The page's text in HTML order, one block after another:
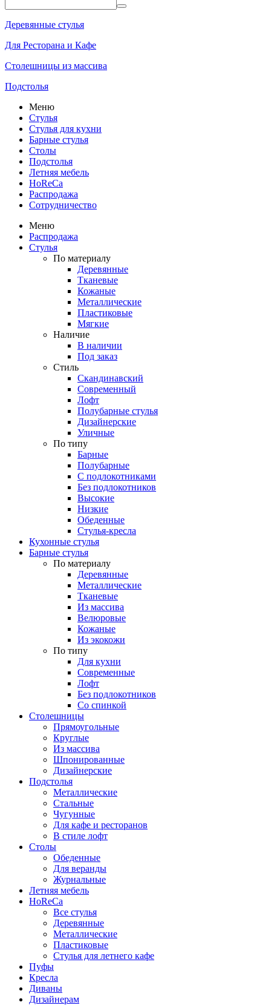
Деревянные стулья
Для Ресторана и Кафе
Столешницы из массива
Подстолья
Меню
Стулья
Стулья для кухни
Барные стулья
Столы
Подстолья
Летняя мебель
HoReCa
Распродажа
Сотрудничество
Меню
Распродажа
Стулья
По материалу
Деревянные
Тканевые
Кожаные
Металлические
Пластиковые
Мягкие
Наличие
В наличии
Под заказ
Стиль
Скандинавский
Современный
Лофт
Полубарные стулья
Дизайнерские
Уличные
По типу
Барные
Полубарные
С подлокотниками
Без подлокотников
Высокие
Низкие
Обеденные
Стулья-кресла
Кухонные стулья
Барные стулья
По материалу
Деревянные
Металлические
Тканевые
Из массива
Велюровые
Кожаные
Из экокожи
По типу
Для кухни
Современные
Лофт
Без подлокотников
Со спинкой
Столешницы
Прямоугольные
Круглые
Из массива
Шпонированные
Дизайнерские
Подстолья
Металлические
Стальные
Чугунные
Для кафе и ресторанов
В стиле лофт
Столы
Обеденные
Для веранды
Журнальные
Летняя мебель
HoReCa
Все стулья
Деревянные
Металлические
Пластиковые
Стулья для летнего кафе
Пуфы
Кресла
Диваны
Дизайнерам